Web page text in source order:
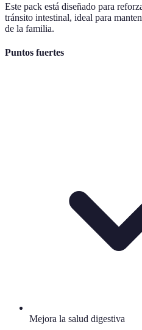
Este pack está diseñado para
tránsito intestinal, ideal para
de la familia.
Puntos fuertes
Mejora la salud digestiva